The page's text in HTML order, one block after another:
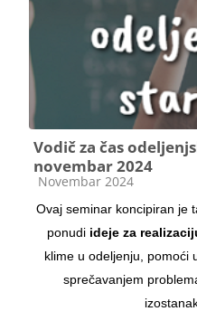
Vodič za čas
novembar 2024
Категорија курса
Novembar 2024
Ovaj seminar koncipiran je
ponudi ideje za
klime u odeljenju, pomoći
sprečavanjem